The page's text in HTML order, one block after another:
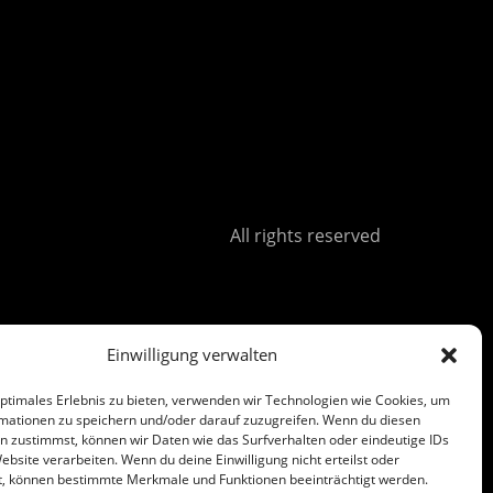
Einwilligung verwalten
Erlebnis zu bieten, verwenden wir Technologien wie Cookies, um
zu speichern und/oder darauf zuzugreifen. Wenn du diesen
zustimmst, können wir Daten wie das Surfverhalten oder eindeutige IDs
verarbeiten. Wenn du deine Einwilligung nicht erteilst oder
können bestimmte Merkmale und Funktionen beeinträchtigt werden.
All rights reserved